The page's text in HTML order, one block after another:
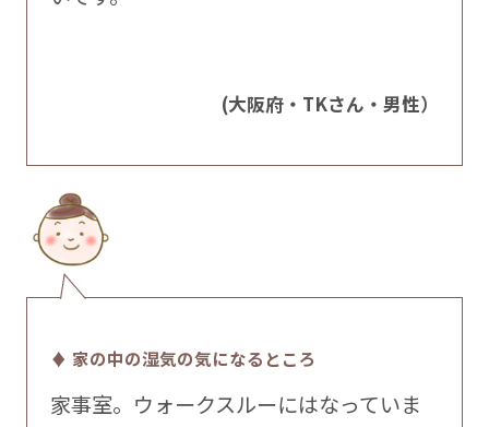
(大阪府・TKさん・男性）
♦ 家の中の湿気の気になるところ
家事室。ウォークスルーにはなっていま